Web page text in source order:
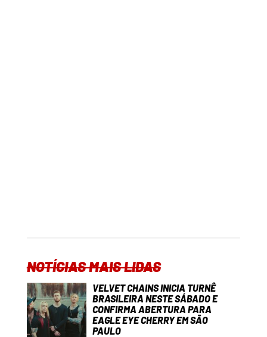
NOTÍCIAS MAIS LIDAS
VELVET CHAINS INICIA TURNÊ
BRASILEIRA NESTE SÁBADO E
CONFIRMA ABERTURA PARA
EAGLE EYE CHERRY EM SÃO
PAULO